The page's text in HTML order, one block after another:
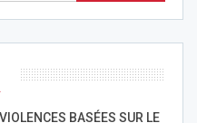
BASÉES SUR LE